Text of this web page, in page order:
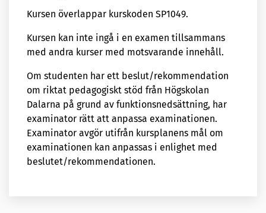
Kursen överlappar kurskoden SP1049.
Kursen kan inte ingå i en examen tillsammans
med andra kurser med motsvarande innehåll.
Om studenten har ett beslut/rekommendation
om riktat pedagogiskt stöd från Högskolan
Dalarna på grund av funktionsnedsättning, har
examinator rätt att anpassa examinationen.
Examinator avgör utifrån kursplanens mål om
examinationen kan anpassas i enlighet med
beslutet/rekommendationen.